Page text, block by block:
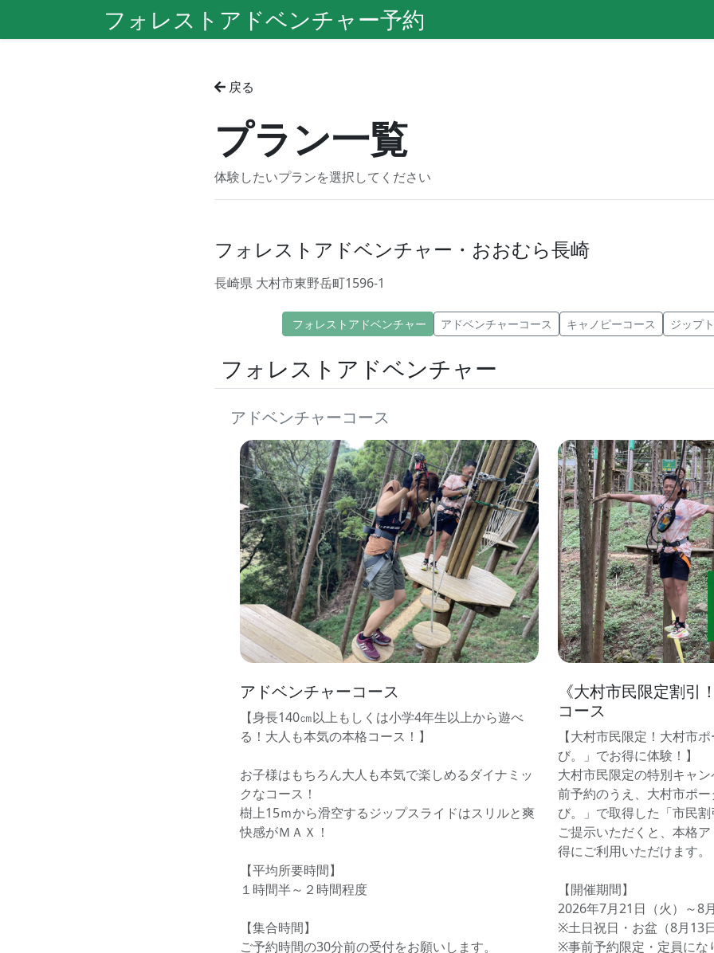
フォレストアドベンチャー予約
戻る
プラン一覧
体験したいプランを選択してください
フォレストアドベンチャー・おおむら長崎
長崎県 大村市東野岳町1596-1
フォレストアドベンチャー アドベンチャーコース キャノピーコース ジップ
フォレストアドベンチャー
アドベンチャーコース
アドベンチャーコース
【身長140㎝以上もしくは小学4年生以上から遊べ
る！大人も本気の本格コース！】
お子様はもちろん大人も本気で楽しめるダイナミッ
クなコース！
樹上15ｍから滑空するジップスライドはスリルと爽
快感がＭＡＸ！
【平均所要時間】
１時間半～２時間程度
【集合時間】
ご予約時間の30分前の受付をお願いします。
《大村市民限定割引
コース
【大村市民限定！大村市
び。」でお得に体験！】
大村市民限定の特別キャ
前予約のうえ、大村市ポ
び。」で取得した「市民
ご提示いただくと、本格
得にご利用いただけます。
【開催期間】
2026年7月21日（火）～8
※土日祝日・お盆（8月13
※事前予約限定・定員にな